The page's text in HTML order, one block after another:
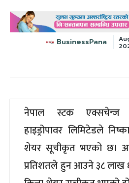
BusinessPana
नेपाल स्टक एक्सचेन्ज
हाइड्रोपावर लिमिटेडले
शेयर सूचीकृत भएको छ।
प्रतिशतले हुन आउने ३८